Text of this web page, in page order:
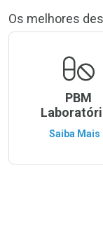
Os melhores
PBM
Saiba Mais